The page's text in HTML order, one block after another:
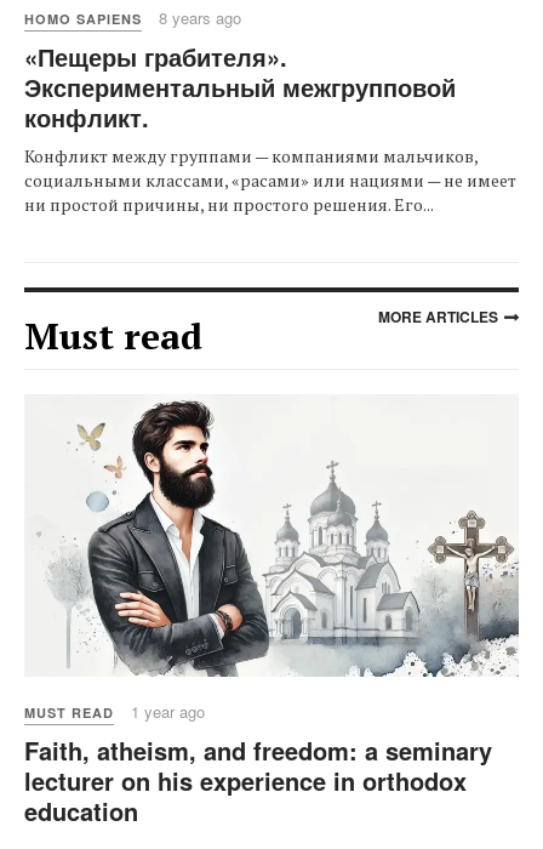
HOMO SAPIENS 8 years ago
«Пещеры грабителя».
Экспериментальный межгрупповой
конфликт.
Конфликт между группами — компаниями мальчиков,
социальными классами, «расами» или нациями — не имеет
ни простой причины, ни простого решения. Его...
Must read MORE ARTICLES
MUST READ 1 year ago
Faith, atheism, and freedom: a seminary
lecturer on his experience in orthodox
education